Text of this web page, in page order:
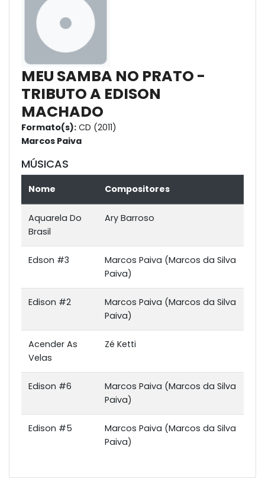
MEU SAMBA NO PRATO -
TRIBUTO A EDISON
MACHADO
Formato(s): CD (2011)
Marcos Paiva
MÚSICAS
Nome Compositores
Aquarela Do
Brasil
Ary Barroso
Edson #3
Marcos Paiva (Marcos da Silva
Paiva)
Edison #2
Marcos Paiva (Marcos da Silva
Paiva)
Acender As
Velas
Zé Ketti
Edison #6
Marcos Paiva (Marcos da Silva
Paiva)
Edison #5
Marcos Paiva (Marcos da Silva
Paiva)